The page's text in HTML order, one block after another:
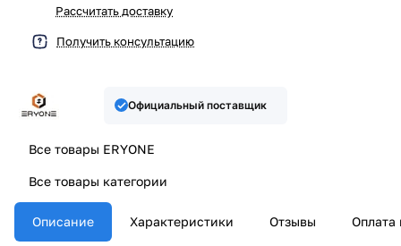
Рассчитать доставку
Получить консультацию
Официальный поставщик
Все товары ERYONE
Все товары категории
Описание Характеристики Отзывы Оплата